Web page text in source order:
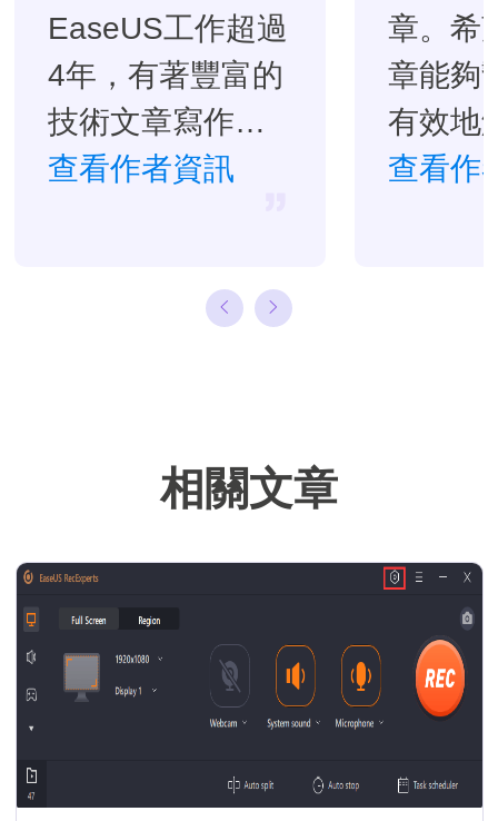
EaseUS工作超過
4年，有著豐富的
技術文章寫作經
驗。目前，寫過
理或備份還原相
查看作者資訊
章。希
章能夠
有效地
題。…
查看作
相關文章